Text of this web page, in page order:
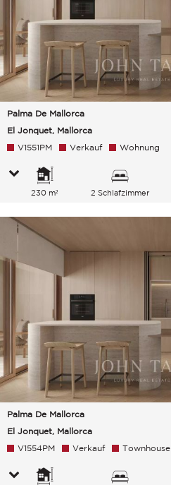
Palma De Mallorca
El Jonquet, Mallorca
V1551PM Verkauf Wohnung
230 m² 2 Schlafzimmer
Palma De Mallorca
El Jonquet, Mallorca
V1554PM Verkauf Townhouse